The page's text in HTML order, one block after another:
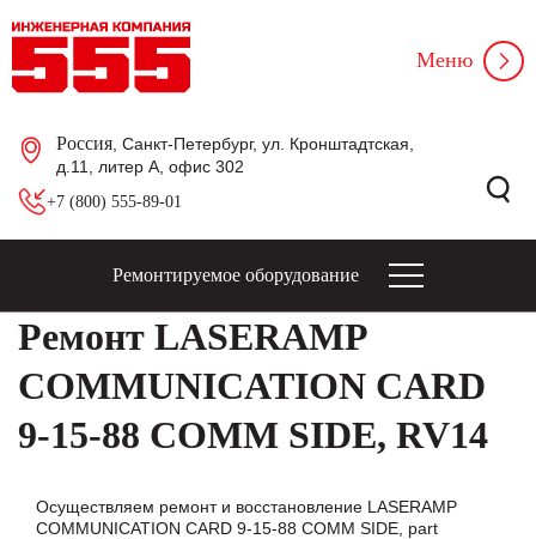
Россия , Санкт-Петербург, ул. Кронштадтская,
д.11, литер А, офис 302
+7 (800) 555-89-01
Меню
Ремонтируемое оборудование
Ремонт LASERAMP
COMMUNICATION CARD
9-15-88 COMM SIDE, RV14
Осуществляем ремонт и восстановление LASERAMP
COMMUNICATION CARD 9-15-88 COMM SIDE, part